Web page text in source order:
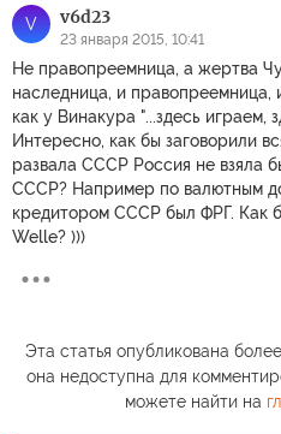
V v6d23
23 января 2015, 10:41
Не правопреемница, а жертва
наследница, и правопреемница,
как у Винакура "...здесь играем,
Интересно, как бы заговорили
развала СССР Россия не взяла
СССР? Например по валютным
кредитором СССР был ФРГ. Как
Welle? )))
Эта статья опубликована
она недоступна для
можете найти на